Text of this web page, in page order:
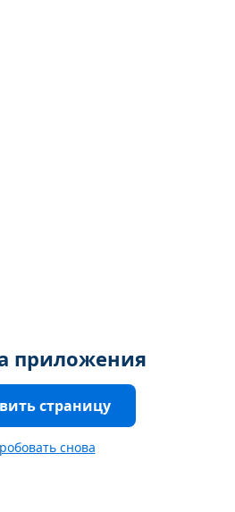
приложения
страницу
снова